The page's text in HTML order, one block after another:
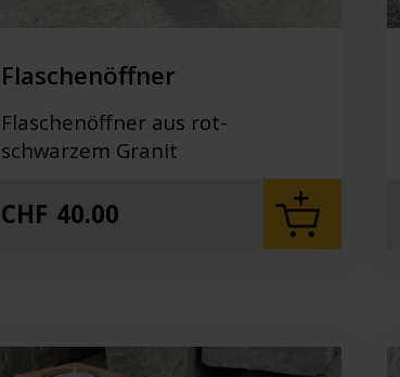
Flaschenöffner
Flaschenöffner aus rot-
schwarzem Granit
CHF 40.00